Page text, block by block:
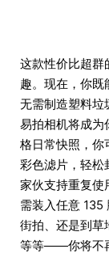
这款性价比超群
趣。现在，你既
无需制造塑料
易拍相机将成为
格日常快照，你
彩色滤片，轻松
家伙支持重复
需装入任意 135
街拍、还是到草
等等——你将不